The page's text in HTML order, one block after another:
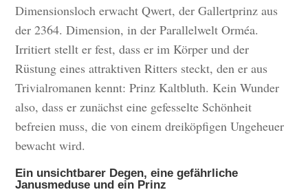
Dimensionsloch erwacht Qwert, der Gallertprinz aus
der 2364. Dimension, in der Parallelwelt Orméa.
Irritiert stellt er fest, dass er im Körper und der
Rüstung eines attraktiven Ritters steckt, den er aus
Trivialromanen kennt: Prinz Kaltbluth. Kein Wunder
also, dass er zunächst eine gefesselte Schönheit
befreien muss, die von einem dreiköpfigen Ungeheuer
bewacht wird.
Ein unsichtbarer Degen, eine gefährliche
Janusmeduse und ein Prinz